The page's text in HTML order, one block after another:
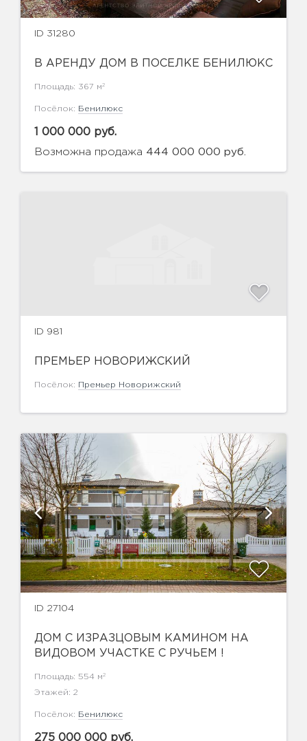
ID 31280
В АРЕНДУ ДОМ В ПОСЕЛКЕ БЕНИЛЮКС
Площадь: 367 м 2
Посёлок: Бенилюкс
1 000 000 руб.
Возможна продажа 444 000 000 руб.
ID 981
ПРЕМЬЕР НОВОРИЖСКИЙ
Посёлок: Премьер Новорижский
ID 27104
ДОМ С ИЗРАЗЦОВЫМ КАМИНОМ НА
ВИДОВОМ УЧАСТКЕ С РУЧЬЕМ !
Площадь: 554 м 2
Этажей: 2
Посёлок: Бенилюкс
275 000 000 руб.